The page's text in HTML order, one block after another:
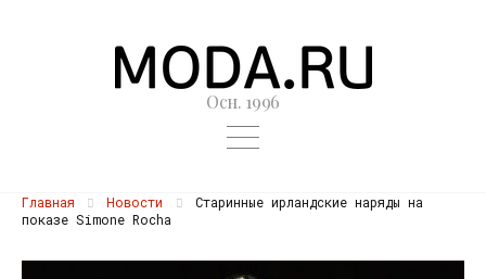
Осн. 1996
Главная Новости
Старинные ирландские наряды на
показе Simone Rocha